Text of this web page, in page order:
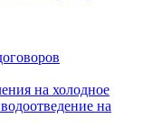
на холодное
на